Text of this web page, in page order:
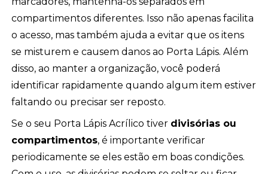
compartimentos diferentes. Isso não apenas facilita
o acesso, mas também ajuda a evitar que os itens
se misturem e causem danos ao Porta Lápis. Além
disso, ao manter a organização, você poderá
identificar rapidamente quando algum item estiver
faltando ou precisar ser reposto.
Se o seu Porta Lápis Acrílico tiver divisórias ou
compartimentos, é importante verificar
periodicamente se eles estão em boas condições.